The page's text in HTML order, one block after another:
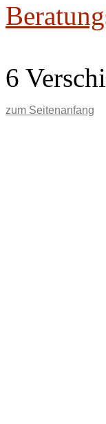
6
zum Seitenanfang